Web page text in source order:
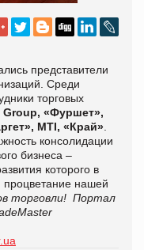
представители
Среди
торговых
Group, «Фуршет»,
МТІ, «Край»
консолидации
бизнеса –
которого в
процветание нашей
торговли! Портал